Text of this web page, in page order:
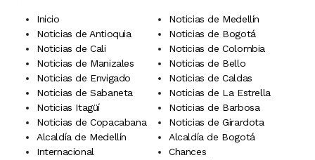
Inicio
Noticias de Medellín
Noticias de Antioquia
Noticias de Bogotá
Noticias de Cali
Noticias de Colombia
Noticias de Manizales
Noticias de Bello
Noticias de Envigado
Noticias de Caldas
Noticias de Sabaneta
Noticias de La Estrella
Noticias Itagüí
Noticias de Barbosa
Noticias de Copacabana
Noticias de Girardota
Alcaldía de Medellín
Alcaldía de Bogotá
Internacional
Chances